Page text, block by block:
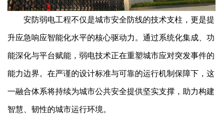
安防弱电工程不仅是城市安全防线的技术支柱，更是提
升应急响应智能化水平的核心驱动力。通过系统化集成、功
能深化与平台赋能，弱电技术正在重塑城市应对突发事件的
能力边界。在严谨的设计标准与可靠的运行机制保障下，这
一融合体系将持续为城市公共安全提供坚实支撑，助力构建
智慧、韧性的城市运行环境。